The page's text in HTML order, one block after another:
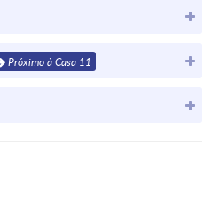
Próximo à Casa 11